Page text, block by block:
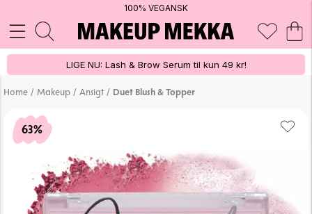
100% VEGANSK
LIGE NU: Lash & Brow Serum til kun 49 kr!
Home / Makeup / Ansigt / Duet Blush & Topper
63%